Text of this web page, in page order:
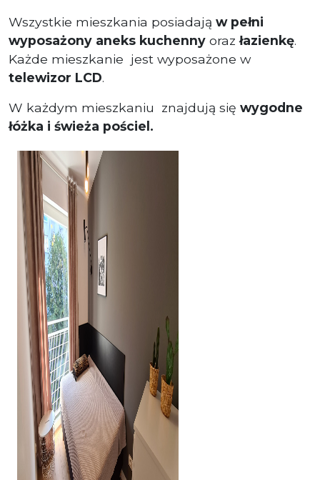
Wszystkie mieszkania posiadają w pełni
wyposażony aneks kuchenny orazłazienkę.
Każde mieszkanie jest wyposażone w
telewizor LCD.
W każdym mieszkaniu znajdują się wygodne
łóżka i świeża pościel.